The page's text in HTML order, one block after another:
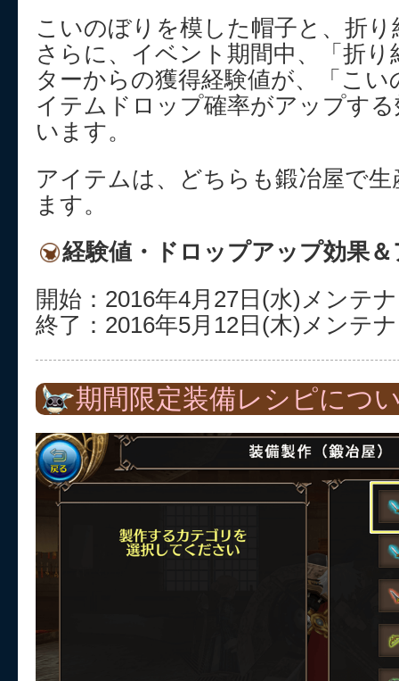
こいのぼりを模した帽子と、折
さらに、イベント期間中、「折
ターからの獲得経験値が、「こ
イテムドロップ確率がアップす
います。
アイテムは、どちらも鍛冶屋で
ます。
経験値・ドロップアップ効果
開始：2016年4月27日(水)メンテ
終了：2016年5月12日(木)メンテ
期間限定装備レシピにつ